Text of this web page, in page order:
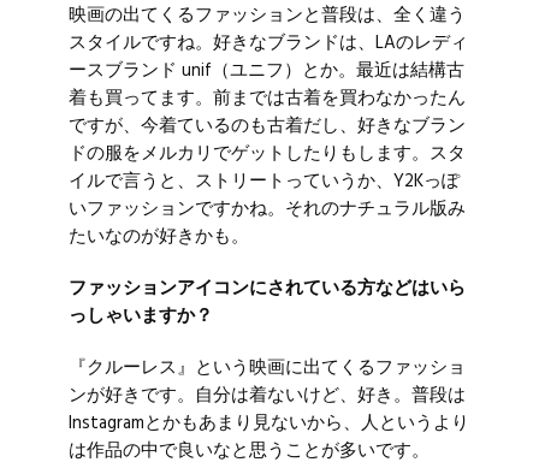
映画の出てくるファッションと普段は、全く違う
スタイルですね。好きなブランドは、LAのレディ
ースブランド unif （ユニフ）とか。最近は結構古
着も買ってます。前までは古着を買わなかったん
ですが、今着ているのも古着だし、好きなブラン
ドの服をメルカリでゲットしたりもします。スタ
イルで言うと、ストリートっていうか、Y2Kっぽ
いファッションですかね。それのナチュラル版み
たいなのが好きかも。
ファッションアイコンにされている方などはいら
っしゃいますか？
『クルーレス』という映画に出てくるファッショ
ンが好きです。自分は着ないけど、好き。普段は
Instagramとかもあまり見ないから、人というより
は作品の中で良いなと思うことが多いです。